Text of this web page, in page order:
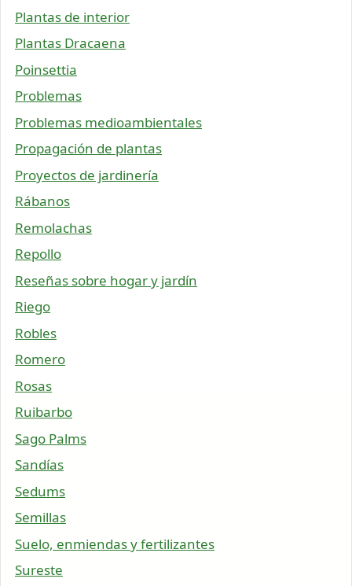
Plantas de interior
Plantas Dracaena
Poinsettia
Problemas
Problemas medioambientales
Propagación de plantas
Proyectos de jardinería
Rábanos
Remolachas
Repollo
Reseñas sobre hogar y jardín
Riego
Robles
Romero
Rosas
Ruibarbo
Sago Palms
Sandías
Sedums
Semillas
Suelo, enmiendas y fertilizantes
Sureste